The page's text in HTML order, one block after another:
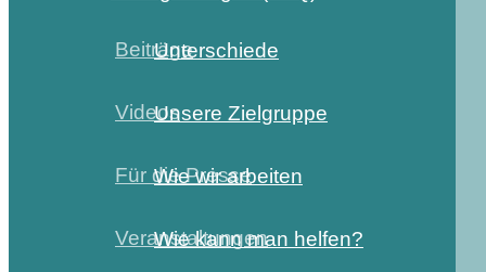
Beiträge
Videos
Für die Presse
Veranstaltungen
Unterschiede
Unsere Zielgruppe
Wie wir arbeiten
Wie kann man helfen?